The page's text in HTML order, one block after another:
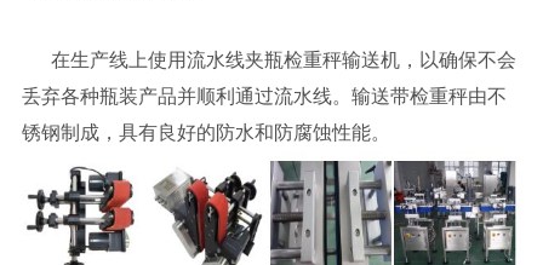
在生产线上使用流水线夹瓶检重秤输送机，以确保不会
丢弃各种瓶装产品并顺利通过流水线。输送带检重秤由不
锈钢制成，具有良好的防水和防腐蚀性能。